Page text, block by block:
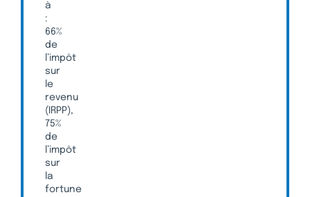
à
:
66%
de
l’impôt
sur
le
revenu
(IRPP),
75%
de
l’impôt
sur
la
fortune